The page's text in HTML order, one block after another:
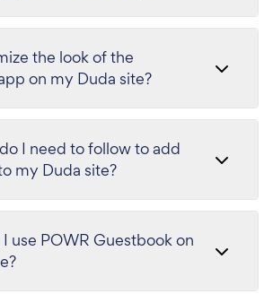
the look of the
on my Duda site?
I need to follow to add
my Duda site?
use POWR Guestbook on